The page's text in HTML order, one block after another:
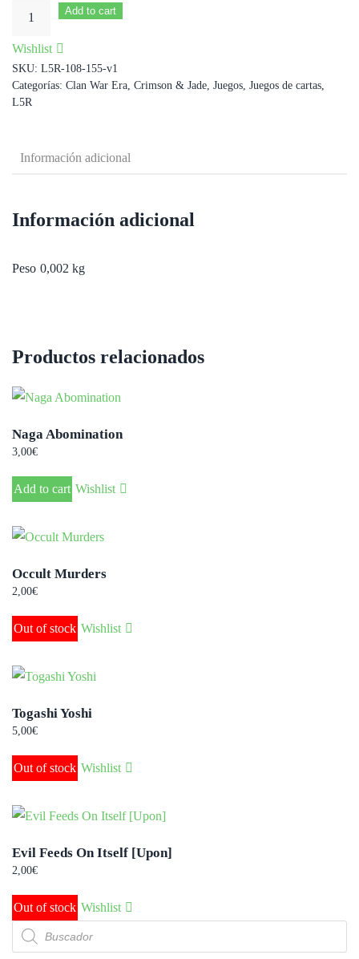
Aura
[variant
1]
Add to cart
Wishlist
SKU: L5R-108-155-v1
Categorías: Clan War Era, Crimson & Jade, Juegos, Juegos de cartas,
L5R
Información adicional
Información adicional
Peso 0,002 kg
Productos relacionados
Naga Abomination
3,00€
Add to cart Wishlist
Occult Murders
2,00€
Out of stock Wishlist
Togashi Yoshi
5,00€
Out of stock Wishlist
Evil Feeds On Itself [Upon]
2,00€
Out of stock Wishlist
Búsqueda
de
productos